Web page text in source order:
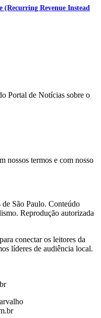
(Recurring Revenue Instead
Portal de Notícias sobre o
nossos termos e com nosso
São Paulo. Conteúdo
Reprodução autorizada
conectar os leitores da
líderes de audiência local.